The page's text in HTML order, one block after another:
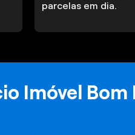
parcelas em dia.
Imóvel Bom